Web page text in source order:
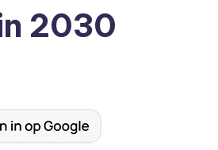
2030